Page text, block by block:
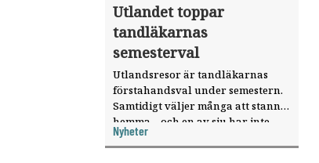
Utlandet toppar
tandläkarnas
semesterval
Utlandsresor är tandläkarnas
förstahandsval under semestern.
Samtidigt väljer många att stanna
hemma – och en av sju har inte
haft någon sommarledighet alls,
enligt "månadens fråga".
Nyheter